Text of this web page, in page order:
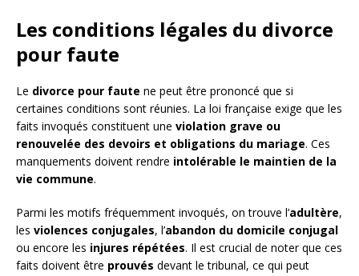
Les conditions légales du divorce
pour faute
Le divorce pour faute ne peut être prononcé que si
certaines conditions sont réunies. La loi française exige que les
faits invoqués constituent une violation grave ou
renouvelée des devoirs et obligations du mariage. Ces
manquements doivent rendre intolérable le maintien de la
vie commune.
Parmi les motifs fréquemment invoqués, on trouve l’adultère,
les violences conjugales, l’abandon du domicile conjugal
ou encore les injures répétées. Il est crucial de noter que ces
faits doivent être prouvés devant le tribunal, ce qui peut